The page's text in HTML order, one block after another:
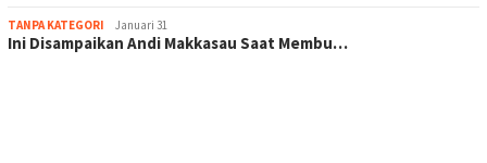
TANPA KATEGORI Januari 31
Ini Disampaikan Andi Makkasau Saat Membu…